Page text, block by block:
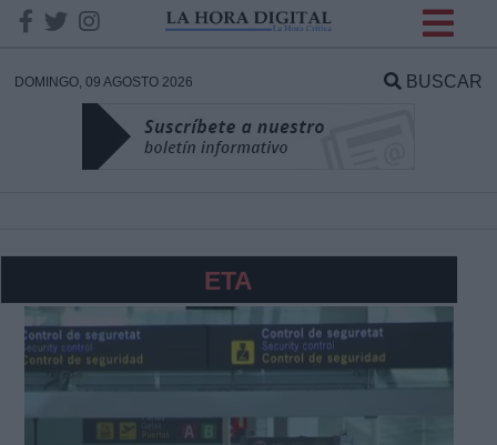
DOMINGO, 09 AGOSTO 2026 BUSCAR
ETA
DATOS
Responsable:
Datos tratados: